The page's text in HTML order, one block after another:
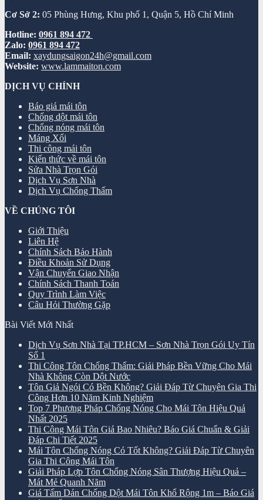
Cơ Sở 2: 05 Phùng Hưng, Khu phố 1, Quận 5, Hồ Chí Minh
Hotline: 0961 894 472
Zalo: 0961 894 472
Email: xaydungsaigon24h@gmail.com
Website: www.lammaiton.com
DỊCH VỤ CHÍNH
Báo giá mái tôn
Chống dột mái tôn
Chống nóng mái tôn
Máng Xối
Thi công mái tôn
Kiến thức về mái tôn
Sửa Nhà Trọn Gói
Dịch Vụ Sơn Nhà
Dịch Vụ Chống Thấm
VỀ CHÚNG TÔI
Giới Thiệu
Liên Hệ
Chính Sách Bảo Hành
Điều Khoản Sử Dụng
Vận Chuyển Giao Nhận
Chính Sách Thanh Toán
Quy Trình Làm Việc
Câu Hỏi Thường Gặp
Bài Viết Mới Nhất
Dịch Vụ Sơn Nhà Tại TP.HCM – Sơn Nhà Trọn Gói Uy Tín
Số 1
Thi Công Tôn Chống Thấm: Giải Pháp Bền Vững Cho Mái
Nhà Không Còn Dột Nước
Tôn Giả Ngói Có Bền Không? Giải Đáp Từ Chuyên Gia Thi
Công Hơn 10 Năm Kinh Nghiệm
Top 7 Phương Pháp Chống Nóng Cho Mái Tôn Hiệu Quả
Nhất 2025
Thi Công Mái Tôn Giá Bao Nhiêu? Báo Giá Chuẩn & Giải
Đáp Chi Tiết 2025
Mái Tôn Chống Nóng Có Tốt Không? Giải Đáp Từ Chuyên
Gia Thi Công Mái Tôn
Giải Pháp Lợp Tôn Chống Nóng Sân Thượng Hiệu Quả –
Mát Mẻ Quanh Năm
Giá Tấm Dán Chống Dột Mái Tôn Khổ Rộng 1m – Báo Giá